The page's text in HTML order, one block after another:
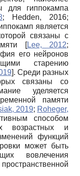
для гиппокампа
; Hedden, 2016;
является
связаны с
[Lee, 2012;
его нейронов
старению
]. Среди разных
связаны со
уделяется
памяти
2019; Roheger,
способом
возрастных и
функций
может быть
вовлечения